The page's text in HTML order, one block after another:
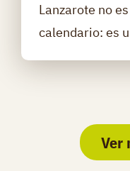
Lanzarote no
calendario: es
Ver